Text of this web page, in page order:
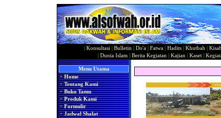
Konsultasi Bulletin Do'a Fatwa Hadits Khutbah
Dunia Islam Berita Kegiatan Kajian Kaset|
Menu Utama
· Home
· Tentang Kami
· Buku Tamu
· Produk Kami
· Formulir
· Jadwal Shalat